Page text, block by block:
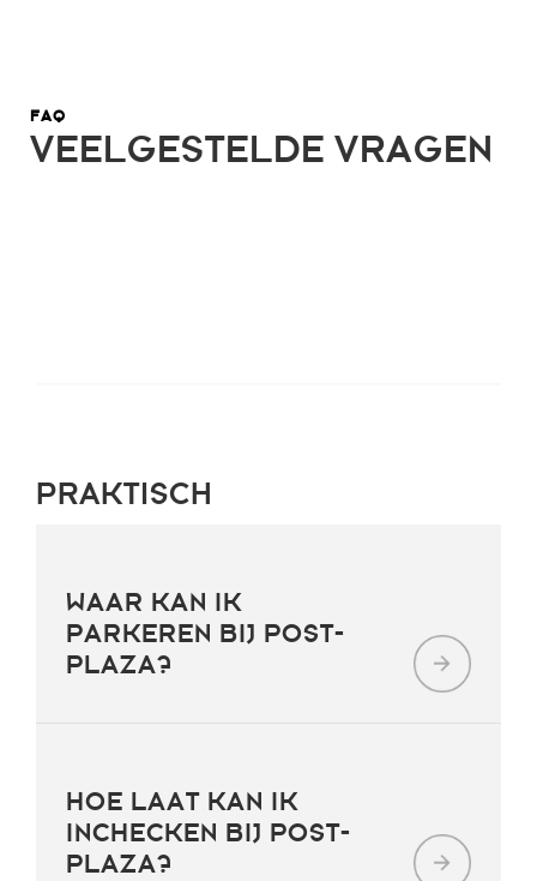
FAQ
VEELGESTELDE VRAGEN
PRAKTISCH
WAAR KAN IK
PARKEREN BIJ POST-
PLAZA?
HOE LAAT KAN IK
INCHECKEN BIJ POST-
PLAZA?